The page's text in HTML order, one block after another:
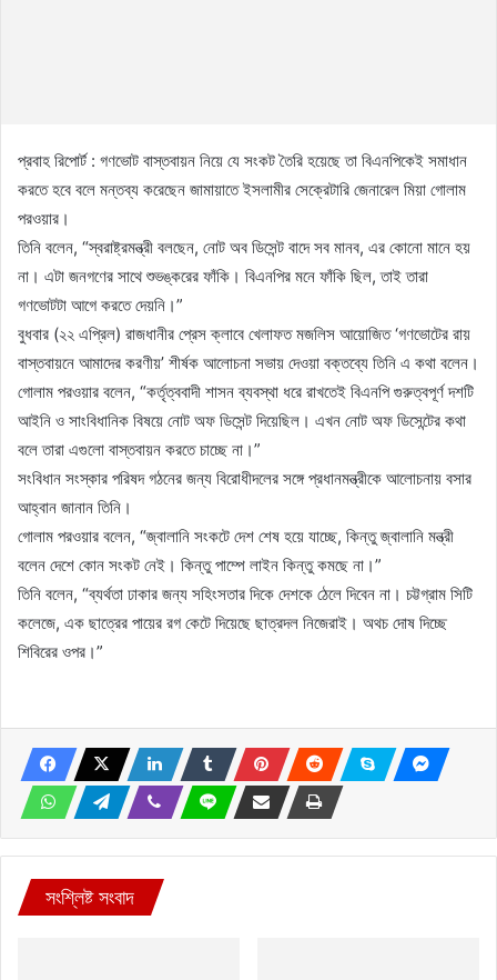
প্রবাহ রিপোর্ট : গণভোট বাস্তবায়ন নিয়ে যে সংকট তৈরি হয়েছে তা বিএনপিকেই সমাধান
করতে হবে বলে মন্তব্য করেছেন জামায়াতে ইসলামীর সেক্রেটারি জেনারেল মিয়া গোলাম
পরওয়ার।
তিনি বলেন, “স্বরাষ্ট্রমন্ত্রী বলছেন, নোট অব ডিসেন্ট বাদে সব মানব, এর কোনো মানে হয়
না। এটা জনগণের সাথে শুভঙ্করের ফাঁকি। বিএনপির মনে ফাঁকি ছিল, তাই তারা
গণভোটটা আগে করতে দেয়নি।”
বুধবার (২২ এপ্রিল) রাজধানীর প্রেস ক্লাবে খেলাফত মজলিস আয়োজিত ‘গণভোটের রায়
বাস্তবায়নে আমাদের করণীয়’ শীর্ষক আলোচনা সভায় দেওয়া বক্তব্যে তিনি এ কথা বলেন।
গোলাম পরওয়ার বলেন, “কর্তৃত্ববাদী শাসন ব্যবস্থা ধরে রাখতেই বিএনপি গুরুত্বপূর্ণ দশটি
আইনি ও সাংবিধানিক বিষয়ে নোট অফ ডিসেন্ট দিয়েছিল। এখন নোট অফ ডিসেন্টের কথা
বলে তারা এগুলো বাস্তবায়ন করতে চাচ্ছে না।”
সংবিধান সংস্কার পরিষদ গঠনের জন্য বিরোধীদলের সঙ্গে প্রধানমন্ত্রীকে আলোচনায় বসার
আহ্বান জানান তিনি।
গোলাম পরওয়ার বলেন, “জ্বালানি সংকটে দেশ শেষ হয়ে যাচ্ছে, কিন্তু জ্বালানি মন্ত্রী
বলেন দেশে কোন সংকট নেই। কিন্তু পাম্পে লাইন কিন্তু কমছে না।”
তিনি বলেন, “ব্যর্থতা ঢাকার জন্য সহিংসতার দিকে দেশকে ঠেলে দিবেন না। চট্টগ্রাম সিটি
কলেজে, এক ছাত্রের পায়ের রগ কেটে দিয়েছে ছাত্রদল নিজেরাই। অথচ দোষ দিচ্ছে
শিবিরের ওপর।”
সংশ্লিষ্ট সংবাদ